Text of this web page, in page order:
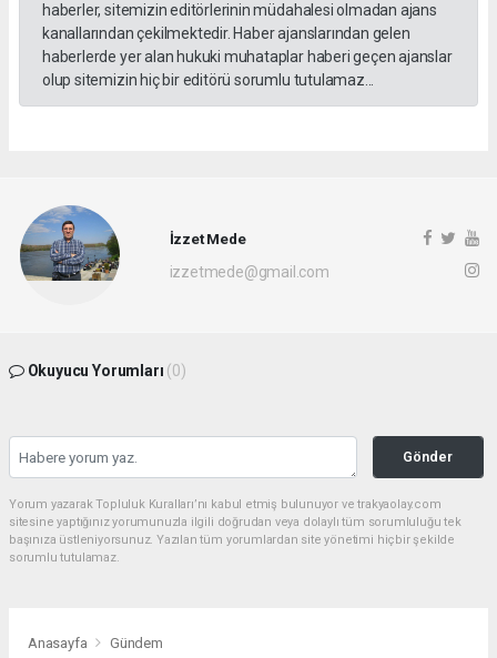
haberler, sitemizin editörlerinin müdahalesi olmadan ajans
kanallarından çekilmektedir. Haber ajanslarından gelen
haberlerde yer alan hukuki muhataplar haberi geçen ajanslar
olup sitemizin hiç bir editörü sorumlu tutulamaz...
İzzet Mede
izzetmede@gmail.com
Okuyucu Yorumları (0)
Gönder
Yorum yazarak Topluluk Kuralları’nı kabul etmiş bulunuyor ve trakyaolay.com
sitesine yaptığınız yorumunuzla ilgili doğrudan veya dolaylı tüm sorumluluğu tek
başınıza üstleniyorsunuz. Yazılan tüm yorumlardan site yönetimi hiçbir şekilde
sorumlu tutulamaz.
Anasayfa Gündem